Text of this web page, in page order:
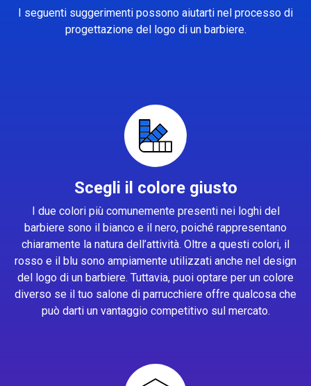
I seguenti suggerimenti possono aiutarti nel processo di
progettazione del logo di un barbiere.
Scegli il colore giusto
I due colori più comunemente presenti nei loghi del
barbiere sono il bianco e il nero, poiché rappresentano
chiaramente la natura dell’attività. Oltre a questi colori, il
rosso e il blu sono ampiamente utilizzati anche nel design
del logo di un barbiere. Tuttavia, puoi optare per un colore
diverso se il tuo salone di parrucchiere offre qualcosa che
può darti un vantaggio competitivo sul mercato.